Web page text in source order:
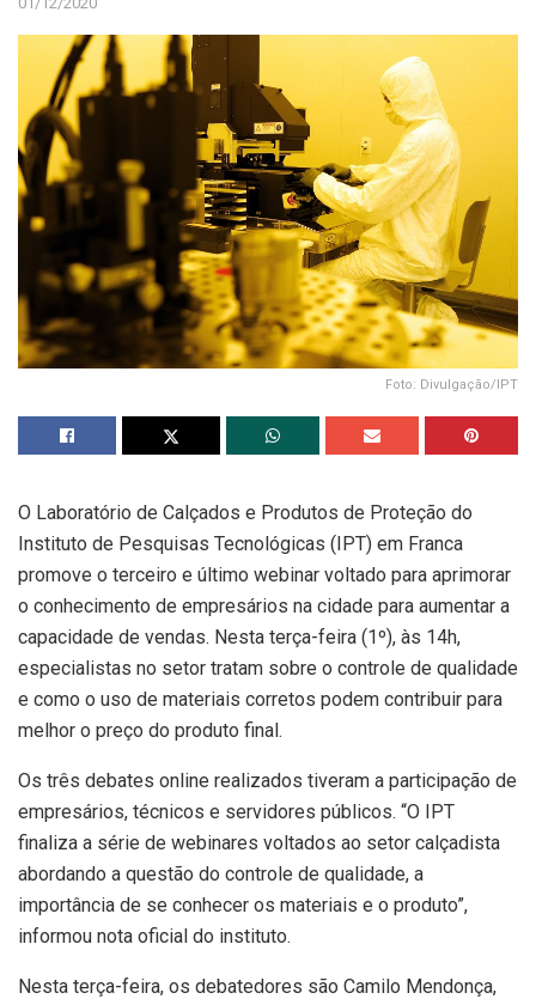
Foto: Divulgação/IPT
O Laboratório de Calçados e Produtos de Proteção do
Instituto de Pesquisas Tecnológicas (IPT) em Franca
promove o terceiro e último webinar voltado para aprimorar
o conhecimento de empresários na cidade para aumentar a
capacidade de vendas. Nesta terça-feira (1º), às 14h,
especialistas no setor tratam sobre o controle de qualidade
e como o uso de materiais corretos podem contribuir para
melhor o preço do produto final.
Os três debates online realizados tiveram a participação de
empresários, técnicos e servidores públicos. “O IPT
finaliza a série de webinares voltados ao setor calçadista
abordando a questão do controle de qualidade, a
importância de se conhecer os materiais e o produto”,
informou nota oficial do instituto.
Nesta terça-feira, os debatedores são Camilo Mendonça,